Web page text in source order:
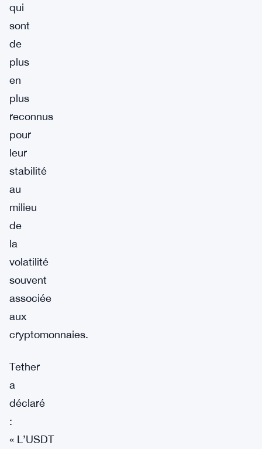
qui
sont
de
plus
en
plus
reconnus
pour
leur
stabilité
au
milieu
de
la
volatilité
souvent
associée
aux
cryptomonnaies.
Tether
a
déclaré
:
« L’USDT